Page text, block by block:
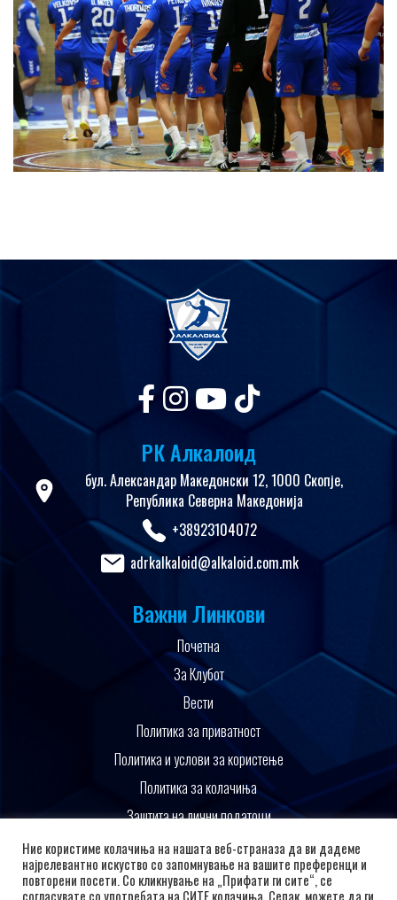
РК Алкалоид
бул. Александар Македонски 12, 1000 Скопје,
Република Северна Македонија
+38923104072
adrkalkaloid@alkaloid.com.mk
Важни Линкови
Почетна
За Клубот
Вести
Политика за приватност
Политика и услови за користење
Политика за колачиња
Заштита на лични податоци
Поддржано од
Ние користиме колачиња на нашата веб-страназа да ви дадеме
најрелевантно искуство со запомнување на вашите преференци и
повторени посети. Со кликнување на „Прифати ги сите“, се
согласувате со употребата на СИТЕ колачиња. Сепак, можете да ги